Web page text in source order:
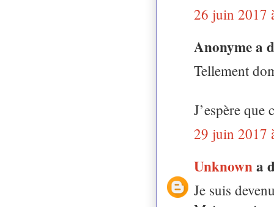
26 juin 2017
Anonyme a
Tellement
J’espère que
29 juin 2017
Unknowna
Je suis